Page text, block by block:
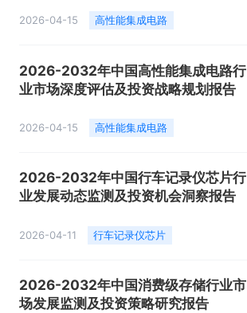
2026-04-15 高性能集成电路
2026-2032年中国高性能集成电路行
业市场深度评估及投资战略规划报告
2026-04-15 高性能集成电路
2026-2032年中国行车记录仪芯片行
业发展动态监测及投资机会洞察报告
2026-04-11 行车记录仪芯片
2026-2032年中国消费级存储行业市
场发展监测及投资策略研究报告